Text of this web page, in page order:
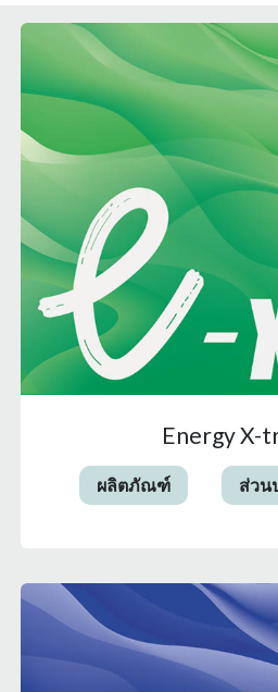
Energy X-
ผลิตภัณฑ์ ส่วน